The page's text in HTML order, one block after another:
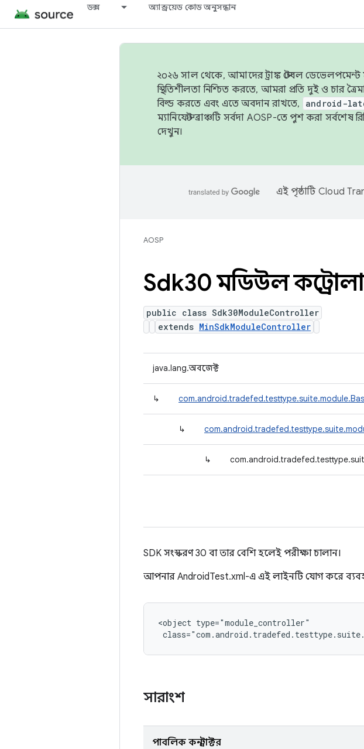
ডক্স অ্যান্ড্রয়েড কোড অনুসন্ধান
২০২৬ সাল থেকে, আমাদের ট্রাঙ্ক স্টেবল ডেভেলপমেন্ট
স্থিতিশীলতা নিশ্চিত করতে, আমরা প্রতি দুই ও চার
বিল্ড করতে এবং এতে অবদান রাখতে,
android-
ম্যানিফেস্ট ব্রাঞ্চটি সর্বদা AOSP-তে পুশ করা
দেখুন।
এই পৃষ্ঠাটি Cloud
AOSP
Sdk30 মডিউল
public class Sdk30ModuleController
extends MinSdkModuleController
java.lang.অবজেক্ট
↳
↳
↳
SDK সংস্করণ 30 বা তার বেশি হলেই পরীক্ষা চালান।
আপনার AndroidTest.xml-এ এই লাইনটি যোগ করে
<object type="module_controller"
সারাংশ
পাবলিক কনস্ট্রাক্টর